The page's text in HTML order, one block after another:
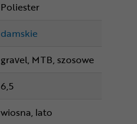
Poliester
damskie
gravel, MTB, szosowe
6,5
wiosna, lato